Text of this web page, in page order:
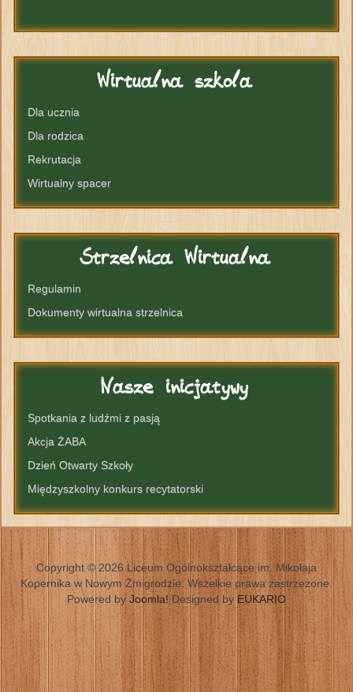
Wirtualnaszkola
Dla ucznia
Dla rodzica
Rekrutacja
Wirtualny spacer
StrzelnicaWirtualna
Regulamin
Dokumenty wirtualna strzelnica
Naszeinicjatywy
Spotkania z ludźmi z pasją
Akcja ŻABA
Dzień Otwarty Szkoły
Międzyszkolny konkurs recytatorski
Copyright © 2026 Liceum Ogólnokształcące im. Mikołaja
Kopernika w Nowym Żmigrodzie. Wszelkie prawa zastrzeżone.
Powered byJoomla!Designed byEUKARIO